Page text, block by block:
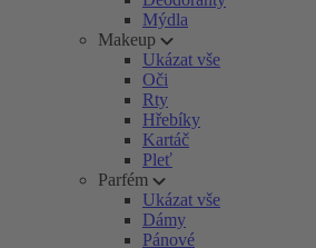
Mýdla
Makeup
Ukázat vše
Oči
Rty
Hřebíky
Kartáč
Pleť
Parfém
Ukázat vše
Dámy
Pánové